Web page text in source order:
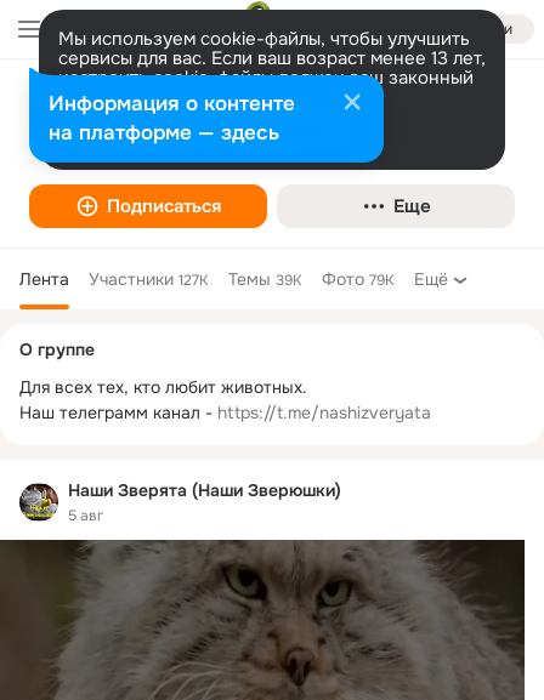
Войти
Мы используем cookie-файлы, чтобы улучшить
сервисы для вас. Если ваш возраст менее 13 лет,
настроить cookie-файлы должен ваш законный
представитель. Больше информации
Разрешить все Настроить
Наши Зверята (Наши Зверюшки)
Животные
Подписаться Еще
Лента Участники 127K Темы 39K Фото 79K Ещё
Наши Зверята (Наши Зверюшки)
5 авг
колонка
О группе
Для всех тех, кто любит животных.
Наш телеграмм канал - https://t.me/nashizveryata
Информация о контенте
на платформе — здесь